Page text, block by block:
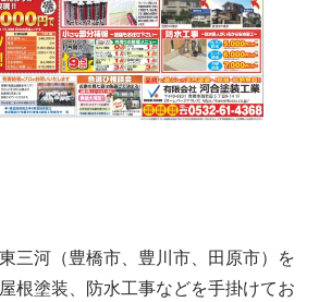
三河（豊橋市、豊川市、田原市）を
根塗装、防水工事などを手掛けてお